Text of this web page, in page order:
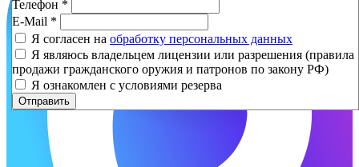
Телефон *
E-Mail *
Я согласен на обработку персональных данных
Я являюсь владельцем лицензии или разрешения (правила
продажи гражданского оружия и патронов по закону РФ)
Я ознакомлен с условиями резерва
Отправить